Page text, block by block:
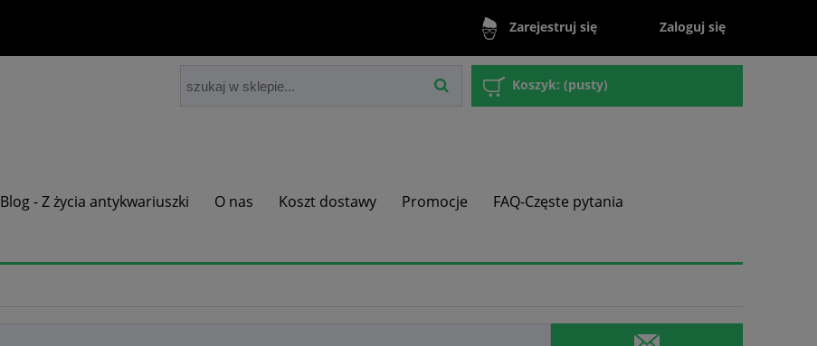
Zarejestruj się Zaloguj się
Koszyk: (pusty)
Blog - Z życia antykwariuszki O nas Koszt dostawy Promocje FAQ-Częste pytania